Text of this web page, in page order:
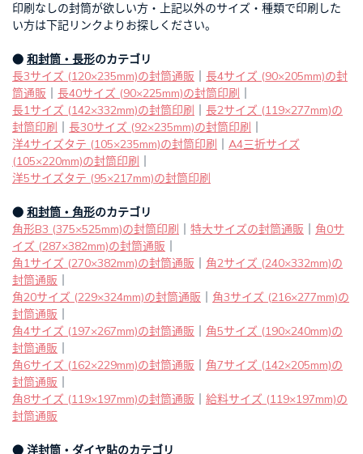
印刷なしの封筒が欲しい方・上記以外のサイズ・種類で印刷した
い方は下記リンクよりお探しください。
● 和封筒・長形のカテゴリ
長3サイズ (120×235mm)の封筒通販
長4サイズ (90×205mm)の封
筒通販
長40サイズ (90×225mm)の封筒印刷
長1サイズ (142×332mm)の封筒印刷
長2サイズ (119×277mm)の
封筒印刷
長30サイズ (92×235mm)の封筒印刷
洋4サイズタテ (105×235mm)の封筒印刷
A4三折サイズ
(105×220mm)の封筒印刷
洋5サイズタテ (95×217mm)の封筒印刷
● 和封筒・角形のカテゴリ
角形B3 (375×525mm)の封筒印刷
特大サイズの封筒通販
角0サ
イズ (287×382mm)の封筒通販
角1サイズ (270×382mm)の封筒通販
角2サイズ (240×332mm)の
封筒通販
角20サイズ (229×324mm)の封筒通販
角3サイズ (216×277mm)の
封筒通販
角4サイズ (197×267mm)の封筒通販
角5サイズ (190×240mm)の
封筒通販
角6サイズ (162×229mm)の封筒通販
角7サイズ (142×205mm)の
封筒通販
角8サイズ (119×197mm)の封筒通販
給料サイズ (119×197mm)の
封筒通販
● 洋封筒・ダイヤ貼のカテゴリ